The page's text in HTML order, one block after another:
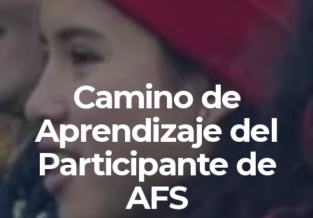
Camino de
Aprendizaje del
Participante de
AFS